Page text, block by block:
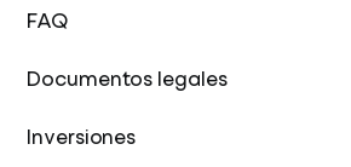
FAQ
Documentos legales
Inversiones